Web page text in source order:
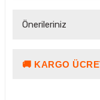
Önerileriniz
Bu ürünün fiyat bilgisi,
🚚 KARGO